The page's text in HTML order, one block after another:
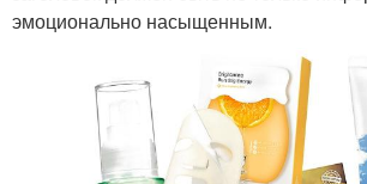
эмоционально насыщенным.